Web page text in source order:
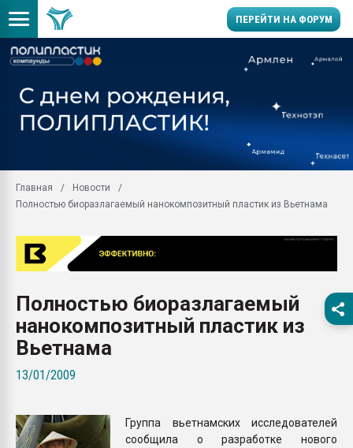
ПЕРЕЙТИ НА ФОРУМ
Вакуум-формовочные
28.07.2026
бутылок
Материал поверхности
вакуумного
Главная
Новости
Полностью биоразлагаемый нанокомпозитный пластик из Вьетнама
Полностью биоразлагаемый
нанокомпозитный пластик из
Вьетнама
13/01/2009
Группа вьетнамских исследователей
сообщила о разработке нового